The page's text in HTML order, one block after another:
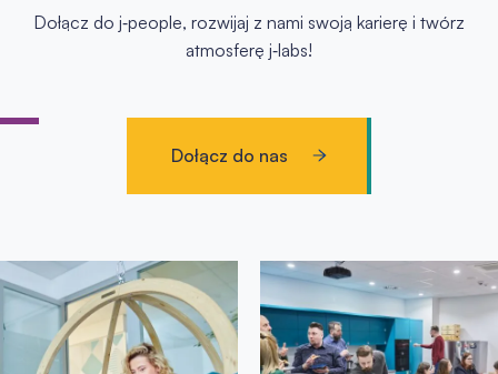
Dołącz do j‑people, rozwijaj z nami swoją karierę i twórz
atmosferę j‑labs!
Dołącz do nas